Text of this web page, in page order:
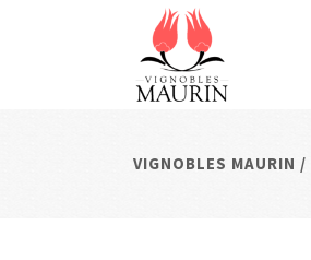
VIGNOBLES MAURIN /